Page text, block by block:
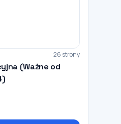
26 strony
(Ważne od